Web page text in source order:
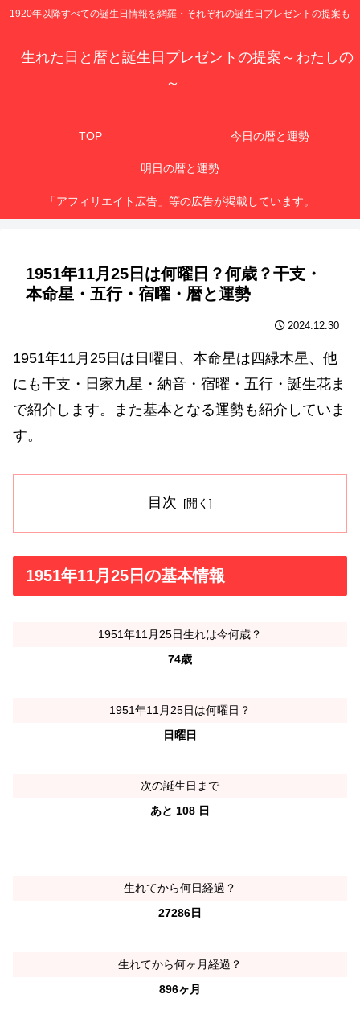
1920年以降すべての誕生日情報を網羅・それぞれの誕生日プレゼントの提案も
生れた日と暦と誕生日プレゼントの提案～わたしの
～
TOP 今日の暦と運勢
明日の暦と運勢
「アフィリエイト広告」等の広告が掲載しています。
1951年11月25日は何曜日？何歳？干支・
本命星・五行・宿曜・暦と運勢
2024.12.30
1951年11月25日は日曜日、本命星は四緑木星、他
にも干支・日家九星・納音・宿曜・五行・誕生花ま
で紹介します。また基本となる運勢も紹介していま
す。
目次
1951年11月25日の基本情報
1951年11月25日生れは今何歳？
74歳
1951年11月25日は何曜日？
日曜日
次の誕生日まで
あと 108 日
生れてから何日経過？
27286日
生れてから何ヶ月経過？
896ヶ月